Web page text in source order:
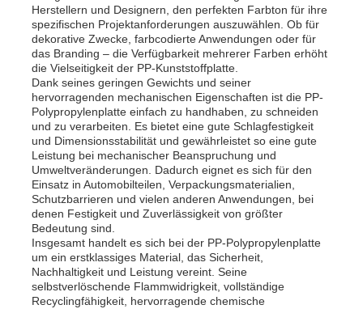
Nachrichten
Alle Fälle
Referenzen
Pp.-Plastikbrett
PP Werbeplattform
Kunststoff PP-Platte
Herstellern und Designern, den perfekten Farbton für ihre
spezifischen Projektanforderungen auszuwählen. Ob für
dekorative Zwecke, farbcodierte Anwendungen oder für
das Branding – die Verfügbarkeit mehrerer Farben erhöht
die Vielseitigkeit der PP-Kunststoffplatte.
Dank seines geringen Gewichts und seiner
hervorragenden mechanischen Eigenschaften ist die PP-
Polypropylenplatte einfach zu handhaben, zu schneiden
und zu verarbeiten. Es bietet eine gute Schlagfestigkeit
und Dimensionsstabilität und gewährleistet so eine gute
Leistung bei mechanischer Beanspruchung und
Umweltveränderungen. Dadurch eignet es sich für den
Einsatz in Automobilteilen, Verpackungsmaterialien,
Schutzbarrieren und vielen anderen Anwendungen, bei
denen Festigkeit und Zuverlässigkeit von größter
Bedeutung sind.
Insgesamt handelt es sich bei der PP-Polypropylenplatte
um ein erstklassiges Material, das Sicherheit,
Nachhaltigkeit und Leistung vereint. Seine
selbstverlöschende Flammwidrigkeit, vollständige
Recyclingfähigkeit, hervorragende chemische